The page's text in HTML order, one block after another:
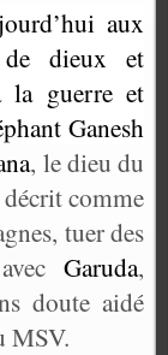
aux
dieux et
la guerre et
Ganesh
, le dieu du
comme
tuer des
Garuda,
doute aidé
MSV.